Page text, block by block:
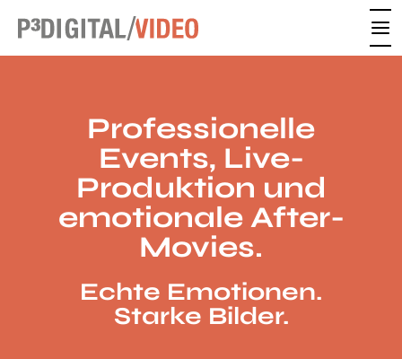
content
Professionelle
Events, Live-
Produktion und
emotionale After-
Movies.
Echte Emotionen.
Starke Bilder.